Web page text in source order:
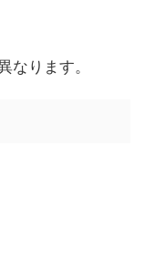
なります。